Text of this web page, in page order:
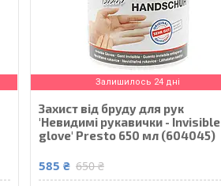
Залишилось 24 дні
Захист від бруду для рук
'Невидимі рукавички - Invisible
glove' Presto 650 мл (604045)
585 ₴ 650 ₴